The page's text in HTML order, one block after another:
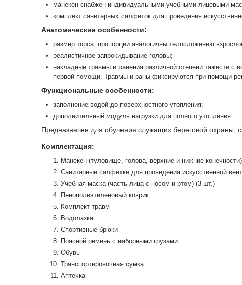
манекен снабжен индивидуальными учебными лицевыми
комплект санитарных салфеток для проведения
Анатомические особенности:
размер торса, пропорции аналогичны телосложению
реалистичное запрокидывание головы;
накладные травмы и ранения различной степени тяжести с
первой помощи. Травмы и раны фиксируются при помощи
Функциональные особенности:
заполнение водой до поверхностного утопления;
дополнительный модуль нагрузки для полного утопления.
Предназначен для обучения служащих береговой охраны,
Комплектация:
Манекен (туловище, голова, верхние и нижние конечности)
Санитарные салфетки для проведения искусственной
Учебная маска (часть лица с носом и ртом) (3 шт.)
Пенополиэтиленовый коврик
Комплект травм
Водолазка
Спортивные брюки
Поясной ремень с наборными грузами
Обувь
Транспортировочная сумка
Аптечка